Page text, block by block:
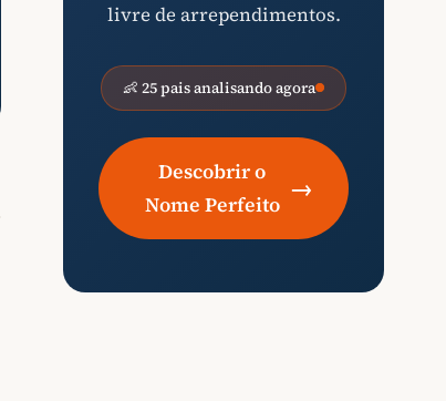
livre de arrependimentos.
👶 25 pais analisando agora
Descobrir o
Nome Perfeito
→